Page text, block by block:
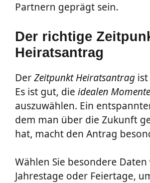
Partnern geprägt sein.
Der richtige
Heiratsantrag
DerZeitpunkt Heiratsantrag
Es ist gut, die idealen Momente
auszuwählen. Ein
dem man über die Zukunft
hat, macht den Antrag
Wählen Sie besondere Daten
Jahrestage oder Feiertage,